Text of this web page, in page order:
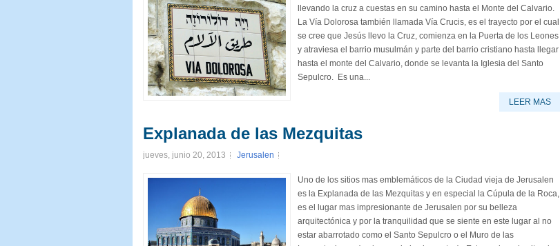
llevando la cruz a cuestas en su camino hasta el Monte del Calvario.
La Vía Dolorosa también llamada Vía Crucis, es el trayecto por el cual
se cree que Jesús llevo la Cruz, comienza en la Puerta de los Leones
y atraviesa el barrio musulmán y parte del barrio cristiano hasta llegar
hasta el monte del Calvario, donde se levanta la Iglesia del Santo
Sepulcro. Es una...
LEER MAS
Explanada de las Mezquitas
jueves, junio 20, 2013 Jerusalen
Uno de los sitios mas emblemáticos de la Ciudad vieja de Jerusalen
es la Explanada de las Mezquitas y en especial la Cúpula de la Roca,
es el lugar mas impresionante de Jerusalen por su belleza
arquitectónica y por la tranquilidad que se siente en este lugar al no
estar abarrotado como el Santo Sepulcro o el Muro de las